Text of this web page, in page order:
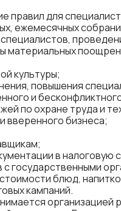
правил для
ежемесячных
культуры;
повышения
и
по охране труда и
вверенного бизнеса;
в налоговую
государственными
блюд,
кампаний.
организацией